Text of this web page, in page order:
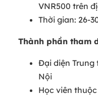
VNR500 trên
Thời gian: 26-
Thành phần tham
Đại diện Trung
Nội
Học viên